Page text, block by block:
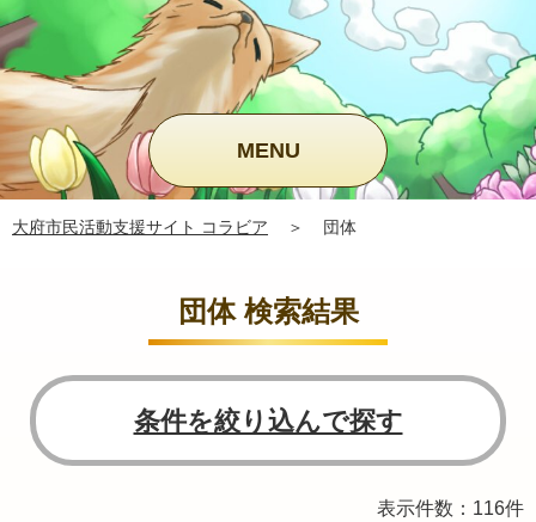
MENU
大府市民活動支援サイト コラビア ＞ 団体
団体 検索結果
条件を絞り込んで探す
表示件数：116件